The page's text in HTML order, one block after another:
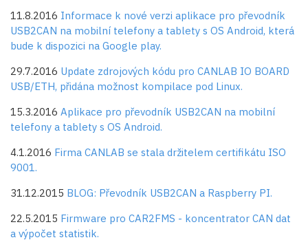
11.8.2016 Informace k nové verzi aplikace pro převodník
USB2CAN na mobilní telefony a tablety s OS Android, která
bude k dispozici na Google play.
29.7.2016 Update zdrojových kódu pro CANLAB IO BOARD
USB/ETH, přidána možnost kompilace pod Linux.
15.3.2016 Aplikace pro převodník USB2CAN na mobilní
telefony a tablety s OS Android.
4.1.2016 Firma CANLAB se stala držitelem certifikátu ISO
9001.
31.12.2015 BLOG: Převodník USB2CAN a Raspberry PI.
22.5.2015 Firmware pro CAR2FMS - koncentrator CAN dat
a výpočet statistik.